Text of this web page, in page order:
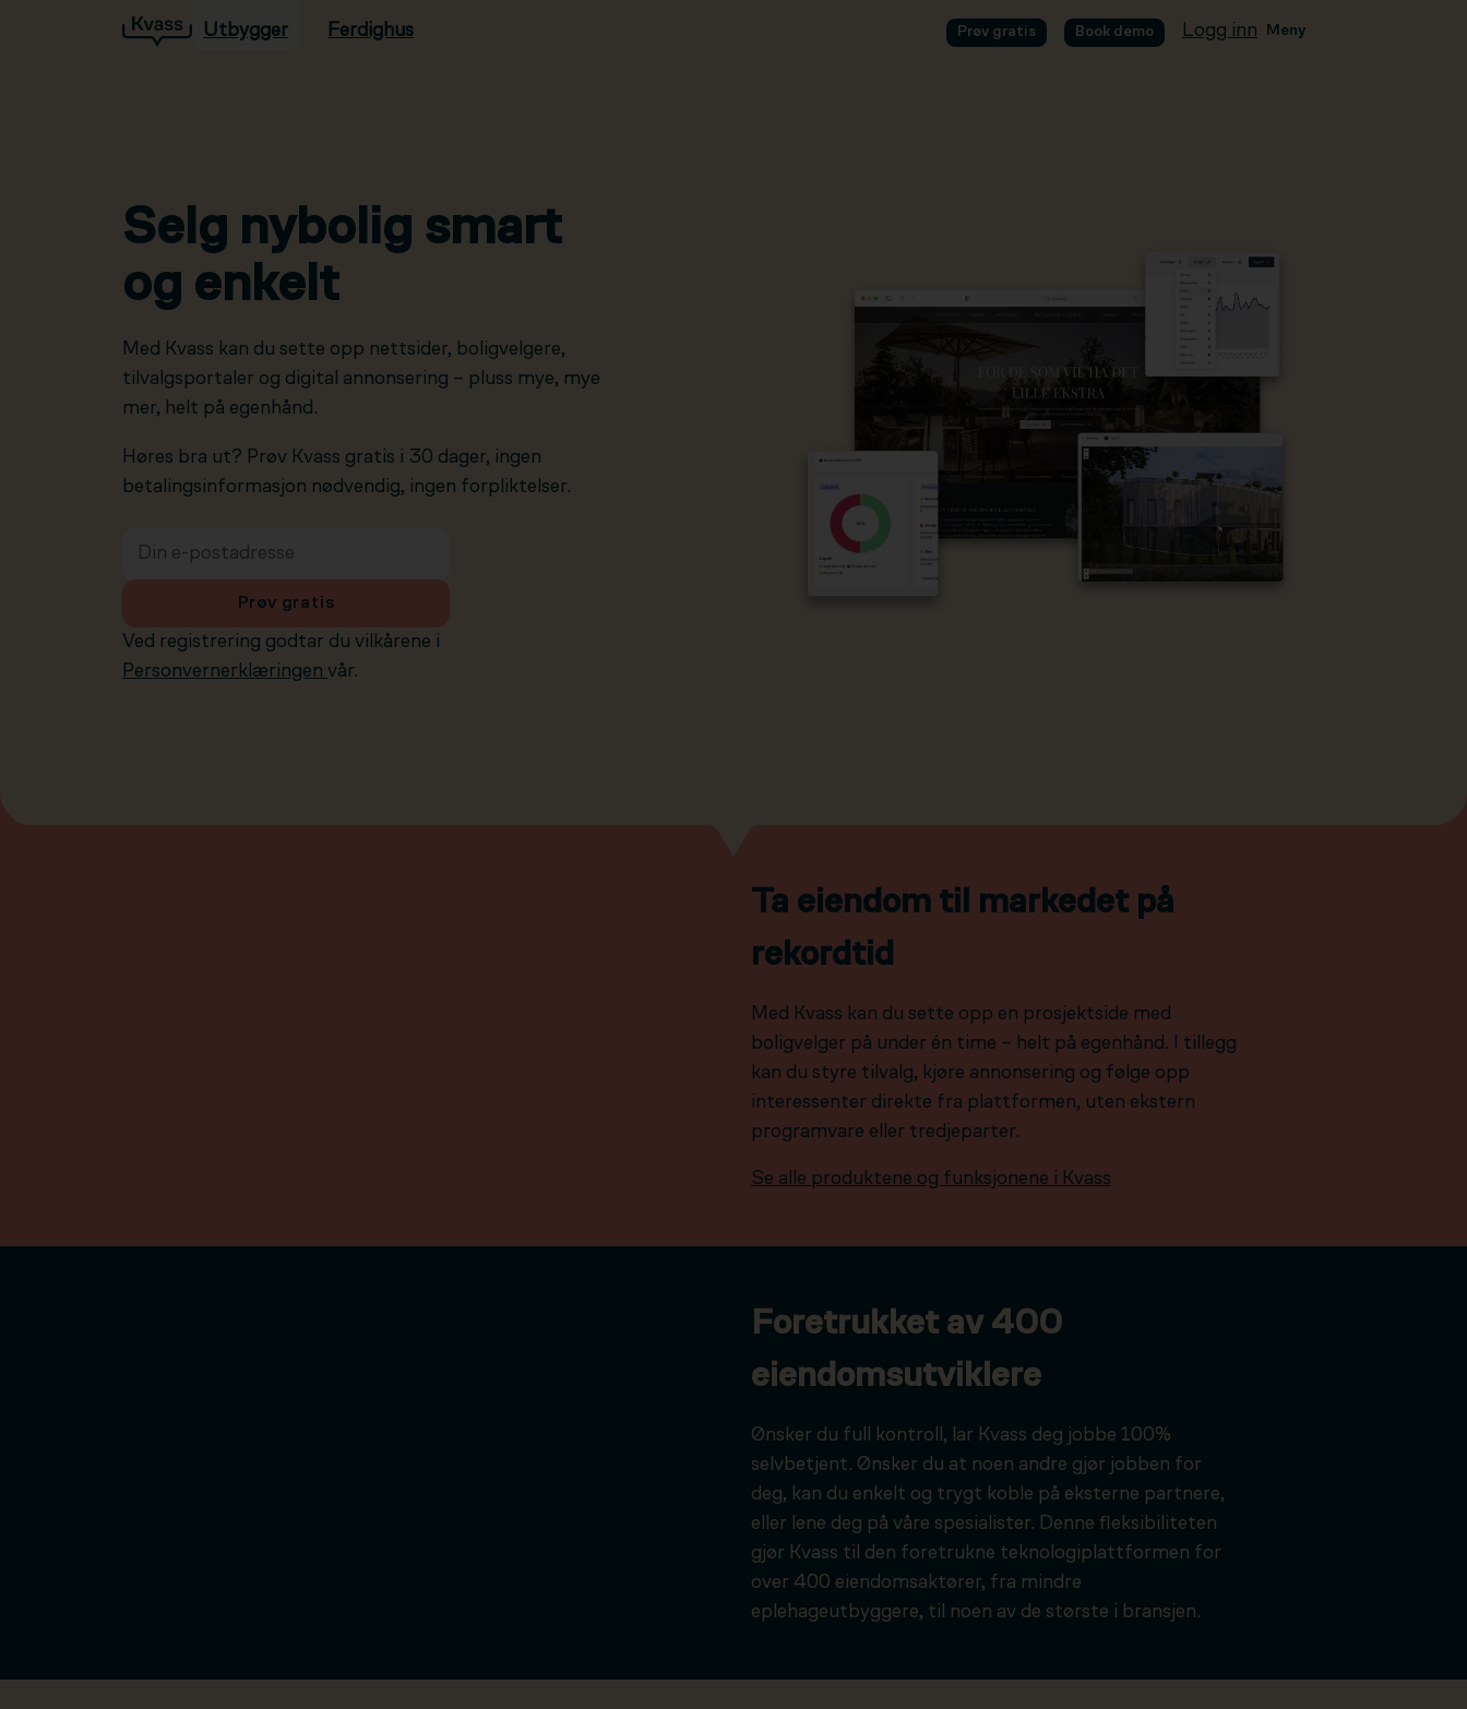
Hopp til hovedinnholdUtbygger Ferdighus Prøv gratis Book demo Logg inn Meny
Selg nybolig smart
og enkelt
Med Kvass kan du sette opp nettsider, boligvelgere,
tilvalgsportaler og digital annonsering – pluss mye, mye
mer, helt på egenhånd.
Høres bra ut? Prøv Kvass gratis i 30 dager, ingen
betalingsinformasjon nødvendig, ingen forpliktelser.
Ved registrering godtar du vilkårene i
Personvernerklæringen vår.
Prøv gratis
Ta eiendom til markedet på
rekordtid
Med Kvass kan du sette opp en prosjektside med
boligvelger på under én time – helt på egenhånd. I tillegg
kan du styre tilvalg, kjøre annonsering og følge opp
interessenter direkte fra plattformen, uten ekstern
programvare eller tredjeparter.
Se alle produktene og funksjonene i Kvass
Foretrukket av 400
eiendomsutviklere
Ønsker du full kontroll, lar Kvass deg jobbe 100%
selvbetjent. Ønsker du at noen andre gjør jobben for
deg, kan du enkelt og trygt koble på eksterne partnere,
eller lene deg på våre spesialister. Denne fleksibiliteten
gjør Kvass til den foretrukne teknologiplattformen for
over 400 eiendomsaktører, fra mindre
eplehageutbyggere, til noen av de største i bransjen.